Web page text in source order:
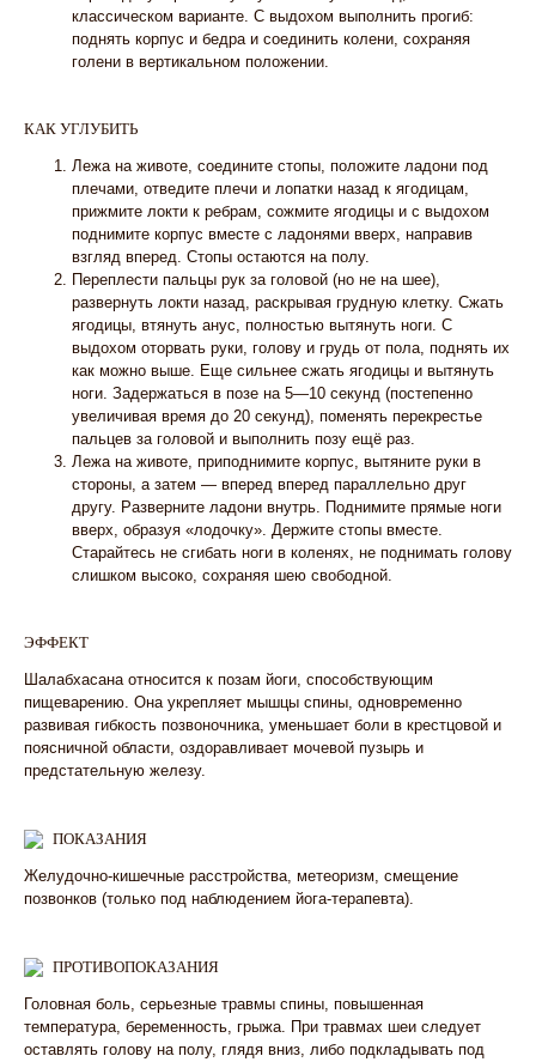
классическом варианте. С выдохом выполнить прогиб:
поднять корпус и бедра и соединить колени, сохраняя
голени в вертикальном положении.
КАК УГЛУБИТЬ
Лежа на животе, соедините стопы, положите ладони под
плечами, отведите плечи и лопатки назад к ягодицам,
прижмите локти к ребрам, сожмите ягодицы и с выдохом
поднимите корпус вместе с ладонями вверх, направив
взгляд вперед. Стопы остаются на полу.
Переплести пальцы рук за головой (но не на шее),
развернуть локти назад, раскрывая грудную клетку. Сжать
ягодицы, втянуть анус, полностью вытянуть ноги. С
выдохом оторвать руки, голову и грудь от пола, поднять их
как можно выше. Еще сильнее сжать ягодицы и вытянуть
ноги. Задержаться в позе на 5—10 секунд (постепенно
увеличивая время до 20 секунд), поменять перекрестье
пальцев за головой и выполнить позу ещё раз.
Лежа на животе, приподнимите корпус, вытяните руки в
стороны, а затем — вперед вперед параллельно друг
другу. Разверните ладони внутрь. Поднимите прямые ноги
вверх, образуя «лодочку». Держите стопы вместе.
Старайтесь не сгибать ноги в коленях, не поднимать голову
слишком высоко, сохраняя шею свободной.
ЭФФЕКТ
Шалабхасана относится к позам йоги, способствующим
пищеварению. Она укрепляет мышцы спины, одновременно
развивая гибкость позвоночника, уменьшает боли в крестцовой и
поясничной области, оздоравливает мочевой пузырь и
предстательную железу.
ПОКАЗАНИЯ
Желудочно-кишечные расстройства, метеоризм, смещение
позвонков (только под наблюдением йога-терапевта).
ПРОТИВОПОКАЗАНИЯ
Головная боль, серьезные травмы спины, повышенная
температура, беременность, грыжа. При травмах шеи следует
оставлять голову на полу, глядя вниз, либо подкладывать под